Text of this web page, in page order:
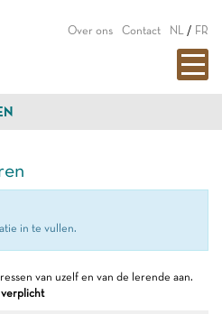
Over ons Contact NL / FR
in te vullen.
van uzelf en van de lerende aan.